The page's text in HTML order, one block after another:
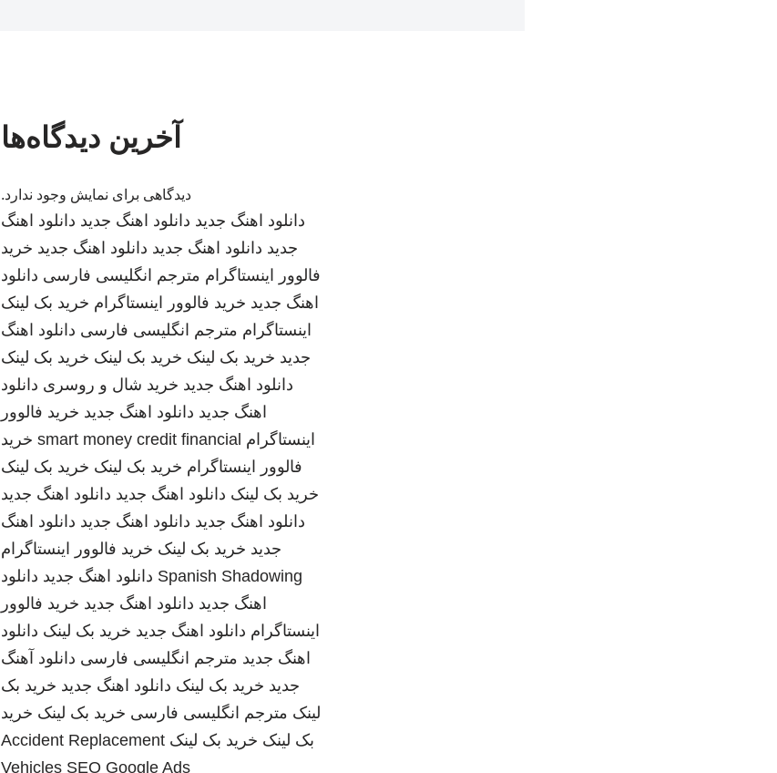
آخرین دیدگاه‌ها
دیدگاهی برای نمایش وجود ندارد.
دانلود اهنگ جدید دانلود اهنگ جدید دانلود اهنگ
جدید دانلود اهنگ جدید دانلود اهنگ جدید خرید
فالوور اینستاگرام مترجم انگلیسی فارسی دانلود
اهنگ جدید خرید فالوور اینستاگرام خرید بک لینک
اینستاگرام مترجم انگلیسی فارسی دانلود اهنگ
جدید خرید بک لینک خرید بک لینک خرید بک لینک
دانلود اهنگ جدید خرید شال و روسری دانلود
اهنگ جدید دانلود اهنگ جدید خرید فالوور
اینستاگرام smart money credit financial خرید
فالوور اینستاگرام خرید بک لینک خرید بک لینک
خرید بک لینک دانلود اهنگ جدید دانلود اهنگ جدید
دانلود اهنگ جدید دانلود اهنگ جدید دانلود اهنگ
جدید خرید بک لینک خرید فالوور اینستاگرام
Spanish Shadowing دانلود اهنگ جدید دانلود
اهنگ جدید دانلود اهنگ جدید خرید فالوور
اینستاگرام دانلود اهنگ جدید خرید بک لینک دانلود
اهنگ جدید مترجم انگلیسی فارسی دانلود آهنگ
جدید خرید بک لینک دانلود اهنگ جدید خرید بک
لینک مترجم انگلیسی فارسی خرید بک لینک خرید
بک لینک خرید بک لینک Accident Replacement
Vehicles SEO Google Ads